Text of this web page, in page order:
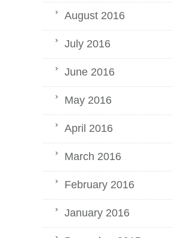
August 2016
July 2016
June 2016
May 2016
April 2016
March 2016
February 2016
January 2016